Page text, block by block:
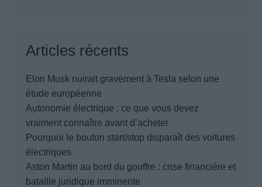
Articles récents
Elon Musk nuirait gravement à Tesla selon une
étude européenne
Autonomie électrique : ce que vous devez
vraiment connaître avant d’acheter
Pourquoi le bouton start/stop disparaît des voitures
électriques
Aston Martin au bord du gouffre : crise financière et
bataille juridique imminente